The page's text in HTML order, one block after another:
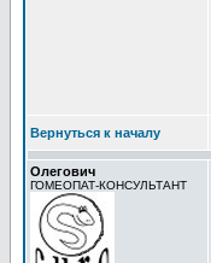
Вернуться к началу
Олегович
ГОМЕОПАТ-КОНСУЛЬТАНТ